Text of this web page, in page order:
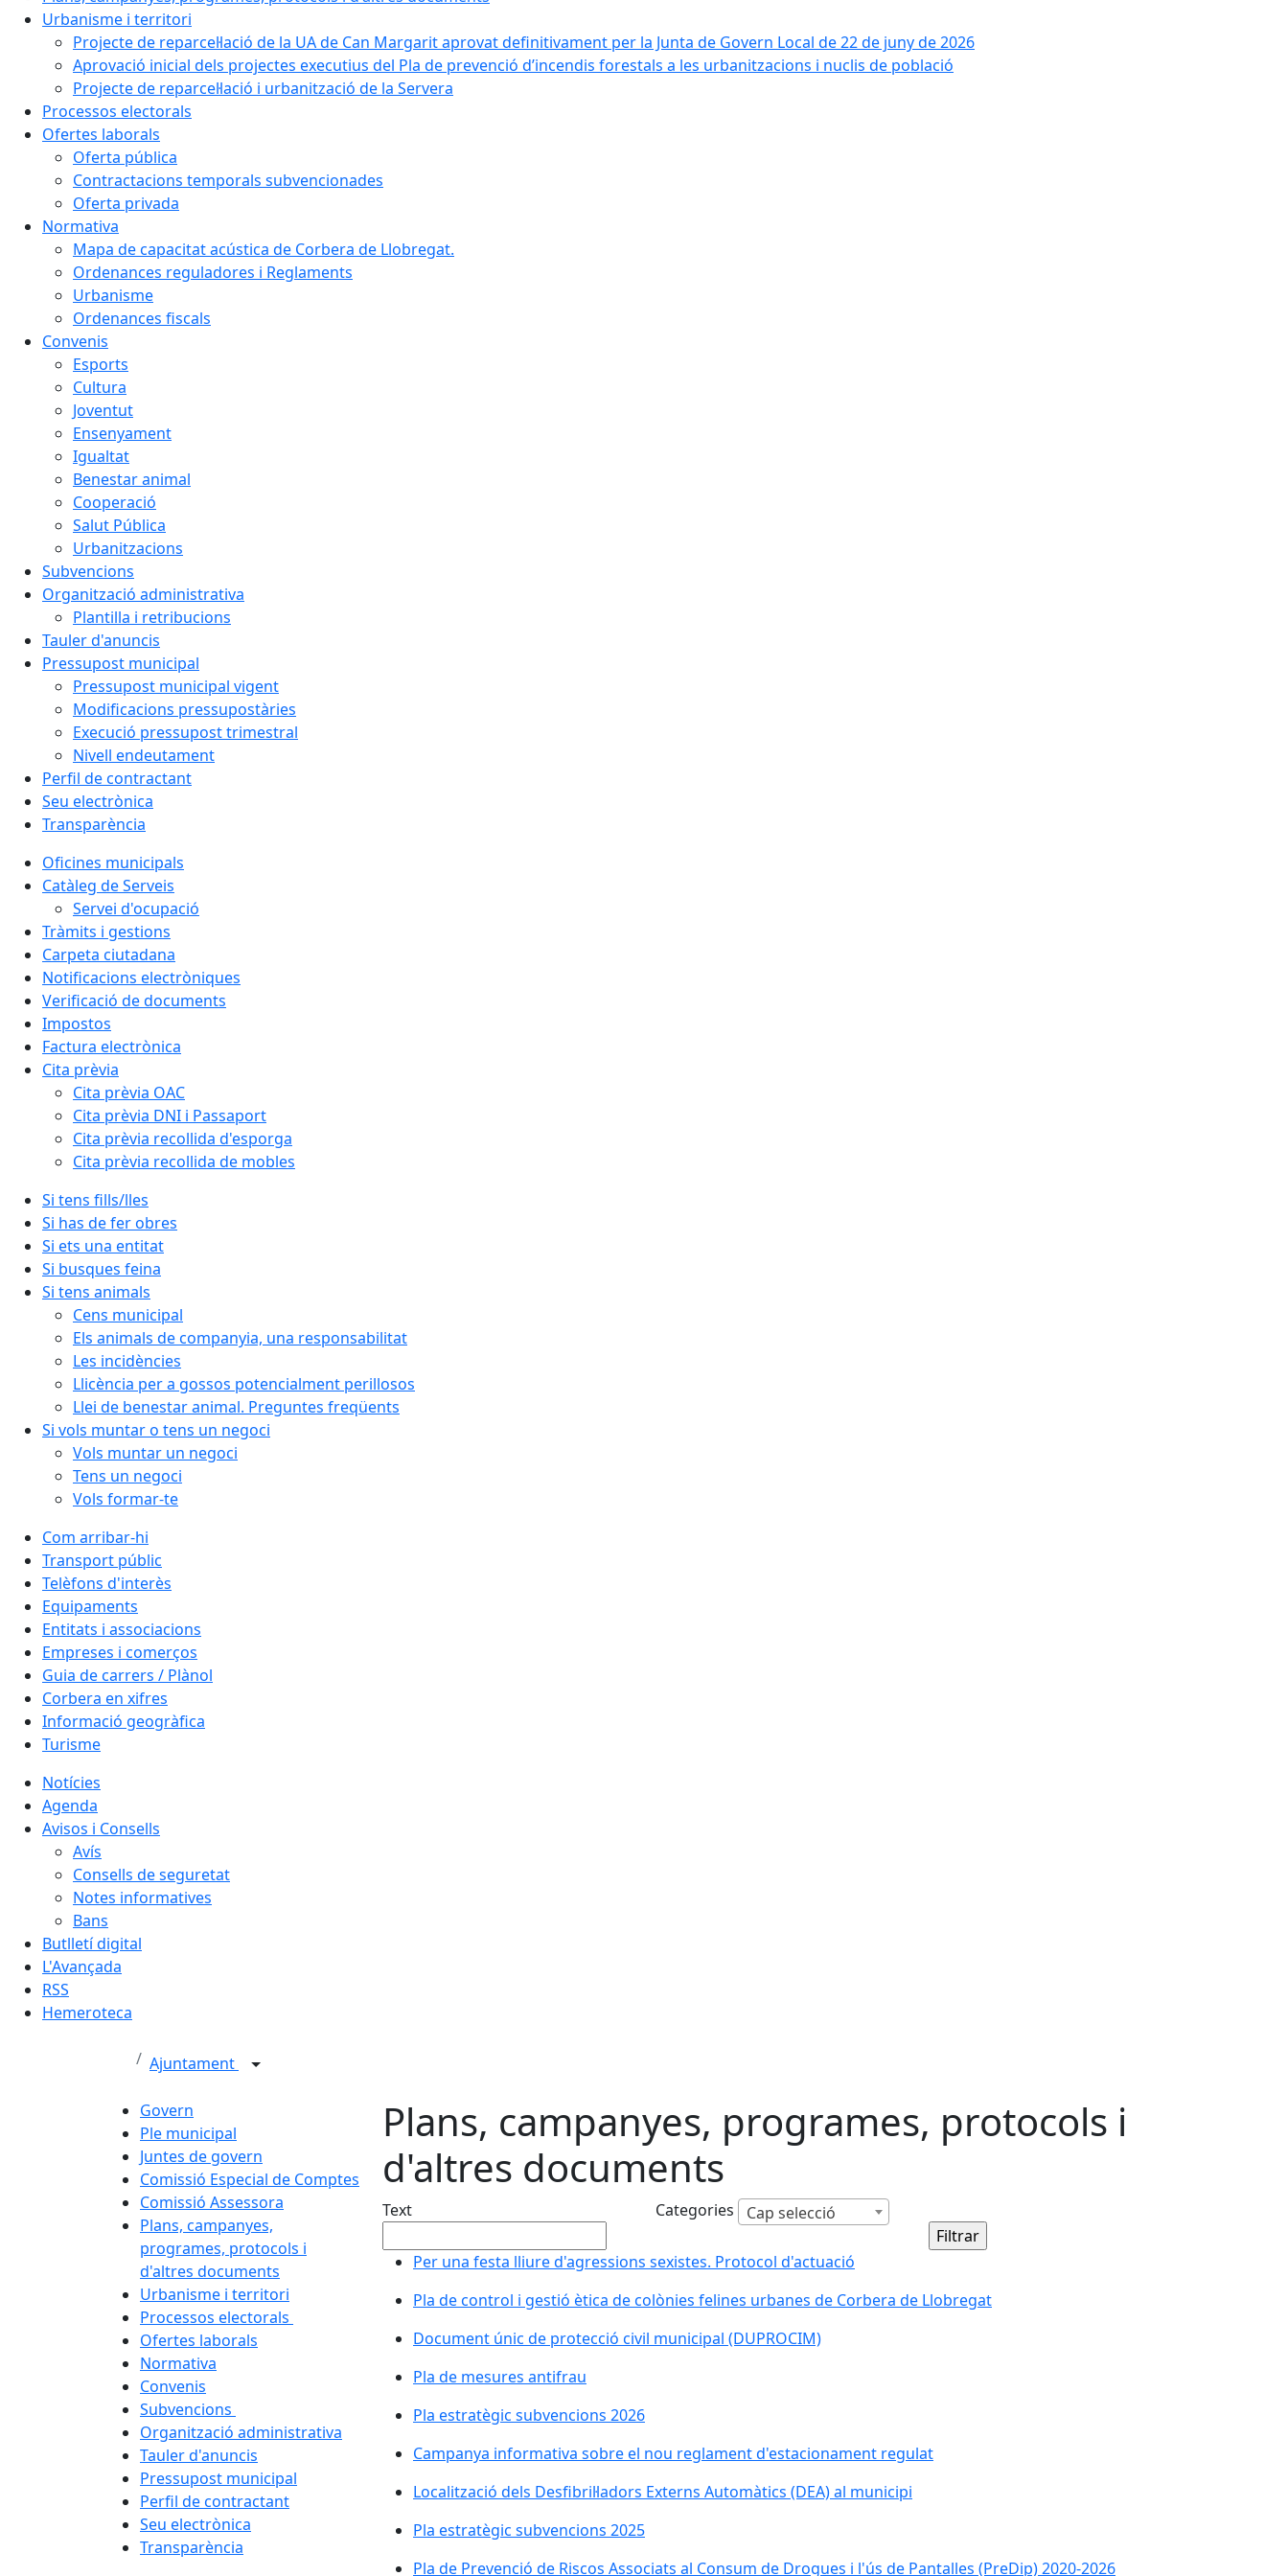
Urbanisme i territori
Projecte de reparcel·lació de la UA de Can Margarit aprovat definitivament per la Junta de Govern Local de 22 de juny de 2026
Aprovació inicial dels projectes executius del Pla de prevenció d’incendis forestals a les urbanitzacions i nuclis de població
Projecte de reparcel·lació i urbanització de la Servera
Processos electorals
Ofertes laborals
Oferta pública
Contractacions temporals subvencionades
Oferta privada
Normativa
Mapa de capacitat acústica de Corbera de Llobregat.
Ordenances reguladores i Reglaments
Urbanisme
Ordenances fiscals
Convenis
Esports
Cultura
Joventut
Ensenyament
Igualtat
Benestar animal
Cooperació
Salut Pública
Urbanitzacions
Subvencions
Organització administrativa
Plantilla i retribucions
Tauler d'anuncis
Pressupost municipal
Pressupost municipal vigent
Modificacions pressupostàries
Execució pressupost trimestral
Nivell endeutament
Perfil de contractant
Seu electrònica
Transparència
Oficines municipals
Catàleg de Serveis
Servei d'ocupació
Tràmits i gestions
Carpeta ciutadana
Notificacions electròniques
Verificació de documents
Impostos
Factura electrònica
Cita prèvia
Cita prèvia OAC
Cita prèvia DNI i Passaport
Cita prèvia recollida d'esporga
Cita prèvia recollida de mobles
Si tens fills/lles
Si has de fer obres
Si ets una entitat
Si busques feina
Si tens animals
Cens municipal
Els animals de companyia, una responsabilitat
Les incidències
Llicència per a gossos potencialment perillosos
Llei de benestar animal. Preguntes freqüents
Si vols muntar o tens un negoci
Vols muntar un negoci
Tens un negoci
Vols formar-te
Com arribar-hi
Transport públic
Telèfons d'interès
Equipaments
Entitats i associacions
Empreses i comerços
Guia de carrers / Plànol
Corbera en xifres
Informació geogràfica
Turisme
Notícies
Agenda
Avisos i Consells
Avís
Consells de seguretat
Notes informatives
Bans
Butlletí digital
L'Avançada
RSS
Hemeroteca
Ajuntament
Govern
Ple municipal
Juntes de govern
Comissió Especial de Comptes
Comissió Assessora
Plans, campanyes,
programes, protocols i
d'altres documents
Urbanisme i territori
Processos electorals
Ofertes laborals
Normativa
Convenis
Subvencions
Organització administrativa
Tauler d'anuncis
Pressupost municipal
Perfil de contractant
Seu electrònica
Transparència
Plans, campanyes, programes, protocols i
d'altres documents
Text Categories Cap selecció
Per una festa lliure d'agressions sexistes. Protocol d'actuació
Pla de control i gestió ètica de colònies felines urbanes de Corbera de Llobregat
Document únic de protecció civil municipal (DUPROCIM)
Pla de mesures antifrau
Pla estratègic subvencions 2026
Campanya informativa sobre el nou reglament d'estacionament regulat
Localització dels Desfibril·ladors Externs Automàtics (DEA) al municipi
Pla estratègic subvencions 2025
Pla de Prevenció de Riscos Associats al Consum de Drogues i l'ús de Pantalles (PreDip) 2020-2026